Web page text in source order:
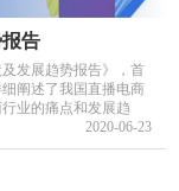
告
发展趋势报告》，首
阐述了我国直播电商
业的痛点和发展趋
2020-06-23